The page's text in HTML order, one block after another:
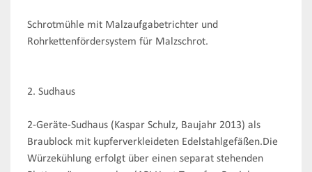
Schrotmühle mit Malzaufgabetrichter und
Rohrkettenfördersystem für Malzschrot.
2. Sudhaus
2-Geräte-Sudhaus (Kaspar Schulz, Baujahr 2013) als
Braublock mit kupferverkleideten Edelstahlgefäßen.Die
Würzekühlung erfolgt über einen separat stehenden